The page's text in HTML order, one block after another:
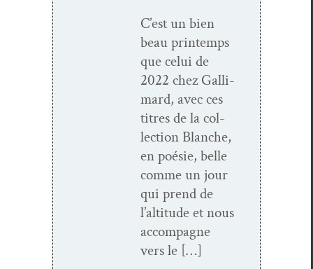
C’est un bien
beau print­emps
que celui de
2022 chez Gal­li­
mard, avec ces
titres de la col­
lec­tion Blanche,
en poésie, belle
comme un jour
qui prend de
l’alti­tude et nous
accom­pa­gne
vers le […]